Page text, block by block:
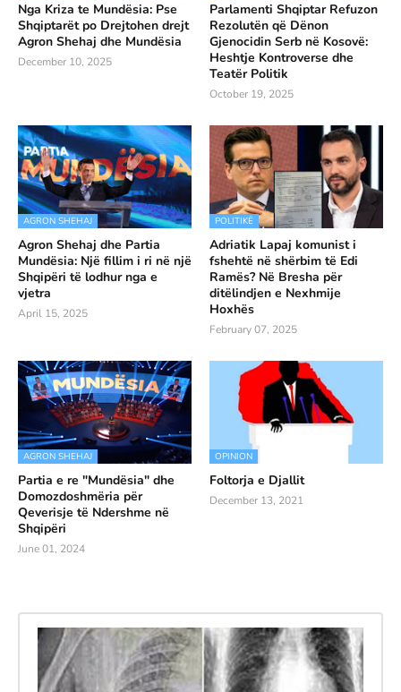
Nga Kriza te Mundësia: Pse
Shqiptarët po Drejtohen drejt
Agron Shehaj dhe Mundësia
December 10, 2025
Parlamenti Shqiptar Refuzon
Rezolutën që Dënon
Gjenocidin Serb në Kosovë:
Heshtje Kontroverse dhe
Teatër Politik
October 19, 2025
AGRON SHEHAJ
Agron Shehaj dhe Partia
Mundësia: Një fillim i ri në një
Shqipëri të lodhur nga e
vjetra
April 15, 2025
POLITIKË
Adriatik Lapaj komunist i
fshehtë në shërbim të Edi
Ramës? Në Bresha për
ditëlindjen e Nexhmije
Hoxhës
February 07, 2025
AGRON SHEHAJ
Partia e re "Mundësia" dhe
Domozdoshmëria për
Qeverisje të Ndershme në
Shqipëri
June 01, 2024
OPINION
Foltorja e Djallit
December 13, 2021